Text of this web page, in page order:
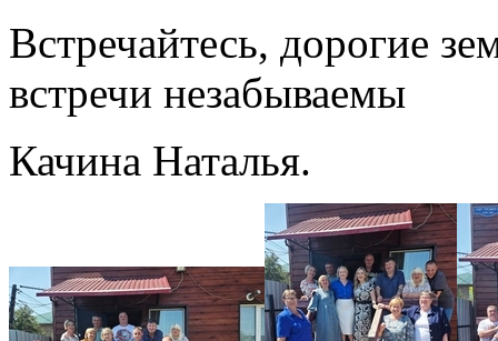
Встречайтесь, дорогие
встречи незабываемы
Качина Наталья.